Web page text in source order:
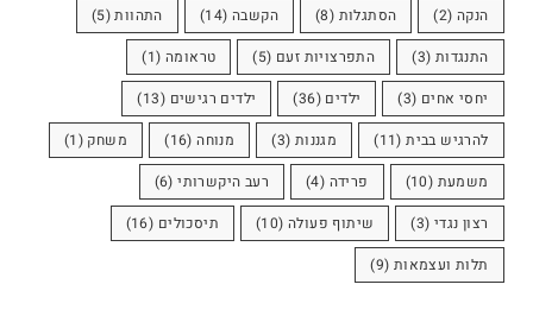
הנקה (2) הסתגלות (8) הקשבה (14) התהוות(5)
התנגדות (3) התפרצויות זעם (5) טראומה (1)
יחסי אחים (3) ילדים (36) ילדים רגישים (13)
להרגיש בבית(11) מגננות (3) מנוחה(16) משחק (1)
משמעת (10) פרידה (4) רעב היקשרותי(6)
רצון נגדי (3) שיתוף פעולה (10) תיסכולים (16)
תלות ועצמאות (9)